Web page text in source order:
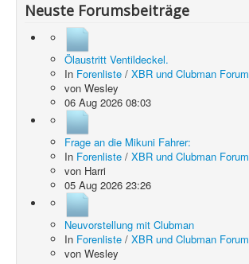
Neuste Forumsbeiträge
Ölaustritt Ventildeckel.
In Forenliste / XBR und Clubman Forum
von Wesley
06 Aug 2026 08:03
Frage an die Mikuni Fahrer:
In Forenliste / XBR und Clubman Forum
von Harri
05 Aug 2026 23:26
Neuvorstellung mit Clubman
In Forenliste / XBR und Clubman Forum
von Wesley